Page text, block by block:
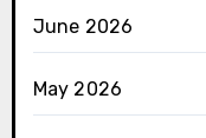
June 2026
May 2026